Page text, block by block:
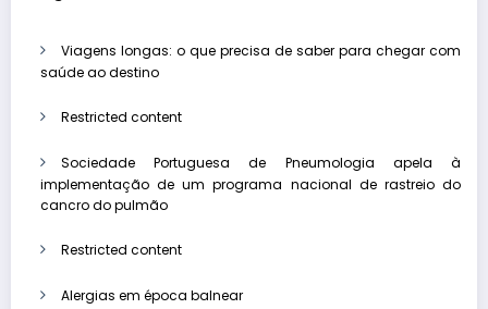
Viagens longas: o que precisa de saber para chegar com
saúde ao destino
Restricted content
Sociedade Portuguesa de Pneumologia apela à
implementação de um programa nacional de rastreio do
cancro do pulmão
Restricted content
Alergias em época balnear